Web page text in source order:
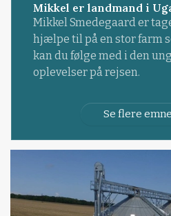
Mikkel er landmand i
Mikkel Smedegaard er
hjælpe til på en stor farm
kan du følge med i den
oplevelser på rejsen.
Se flere